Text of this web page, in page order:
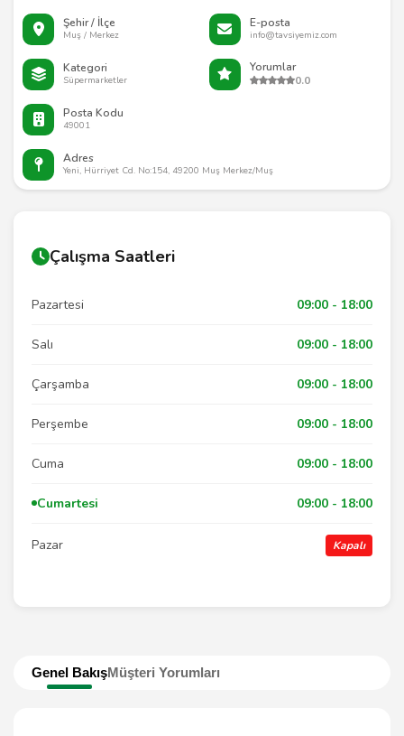
Şehir / İlçe
Muş / Merkez
E-posta
info@tavsiyemiz.com
Kategori
Süpermarketler
Yorumlar
0.0
Posta Kodu
49001
Adres
Yeni, Hürriyet Cd. No:154, 49200 Muş Merkez/Muş
Genel BakışMüşteri Yorumları
Çalışma Saatleri
Pazartesi 09:00 - 18:00
Salı 09:00 - 18:00
Çarşamba 09:00 - 18:00
Perşembe 09:00 - 18:00
Cuma 09:00 - 18:00
Cumartesi 09:00 - 18:00
Pazar Kapalı